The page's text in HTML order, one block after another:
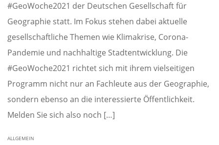
#GeoWoche2021 der Deutschen Gesellschaft für
Geographie statt. Im Fokus stehen dabei aktuelle
gesellschaftliche Themen wie Klimakrise, Corona-
Pandemie und nachhaltige Stadtentwicklung. Die
#GeoWoche2021 richtet sich mit ihrem vielseitigen
Programm nicht nur an Fachleute aus der Geographie,
sondern ebenso an die interessierte Öffentlichkeit.
Melden Sie sich also noch […]
ALLGEMEIN